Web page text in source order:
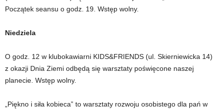
Początek seansu o godz. 19. Wstęp wolny.
Niedziela
O godz. 12 w klubokawiarni KIDS&FRIENDS (ul. Skierniewicka 14)
z okazji Dnia Ziemi odbędą się warsztaty poświęcone naszej
planecie. Wstęp wolny.
„Piękno i siła kobieca” to warsztaty rozwoju osobistego dla pań w